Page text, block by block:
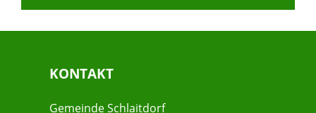
KONTAKT
Gemeinde Schlaitdorf